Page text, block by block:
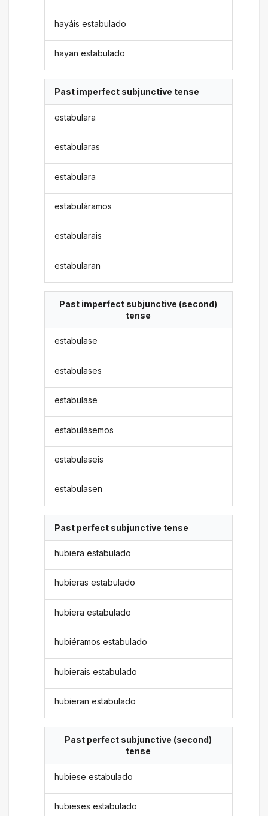
hayáis estabulado
hayan estabulado
Past imperfect subjunctive tense
estabulara
estabularas
estabulara
estabuláramos
estabularais
estabularan
Past imperfect subjunctive (second)
tense
estabulase
estabulases
estabulase
estabulásemos
estabulaseis
estabulasen
Past perfect subjunctive tense
hubiera estabulado
hubieras estabulado
hubiera estabulado
hubiéramos estabulado
hubierais estabulado
hubieran estabulado
Past perfect subjunctive (second)
tense
hubiese estabulado
hubieses estabulado